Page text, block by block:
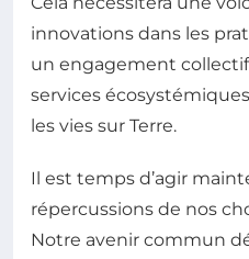
innovations dans les
un engagement
services
les vies sur Terre.
Il est temps d’agir
répercussions de nos
Notre avenir commun